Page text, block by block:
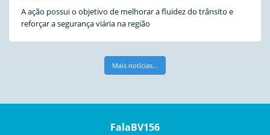
A ação possui o objetivo de melhorar a fluidez do trânsito e
reforçar a segurança viária na região
Mais notícias...
FalaBV156